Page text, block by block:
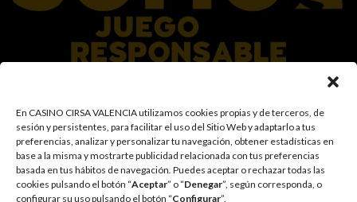
En CASINO CIRSA VALENCIA utilizamos cookies propias y de terceros, de
sesión y persistentes, para facilitar el uso del Sitio Web y adaptarlo a tus
preferencias, analizar y personalizar tu navegación, obtener estadísticas en
base a la misma y mostrarte publicidad relacionada con tus preferencias
basada en tus hábitos de navegación. Puedes aceptar o rechazar todas las
cookies pulsando el botón “Aceptar” o “Denegar”, según corresponda, o
configurar su uso pulsando el botón “Configurar”.
En el Grupo CIRSA promovemos una actitud responsable hacia el juego,
garantizando un entorno seguro y transparente para nuestros clientes y
facilitamos medidas e información para que el juego sea siempre diversión y
entretenimiento, sin utilizarse como vía para afrontar problemas económicos
o emocionales. El acceso está prohibido a menores de 18 años y a las
personas con acceso restringido conforme a los registros de prohibición y/o
autoexclusión que resulten aplicables. También trabajamos para reforzar una